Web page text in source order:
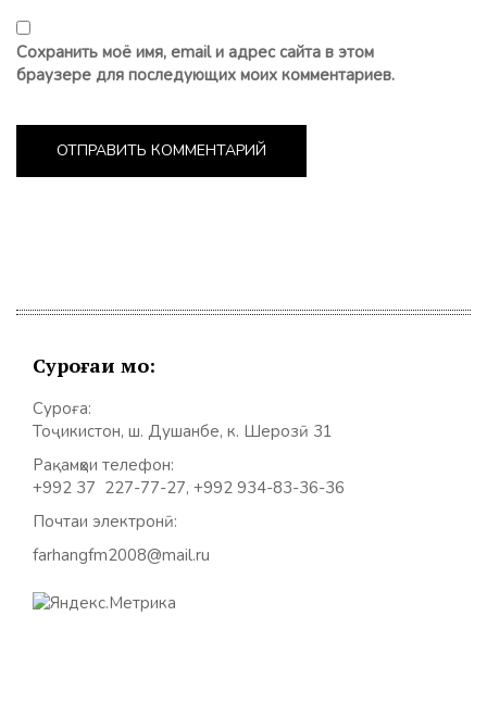
Сохранить моё имя, email и адрес сайта в этом
браузере для последующих моих комментариев.
Суроғаи мо:
Суроға:
Тоҷикистон, ш. Душанбе, к. Шерозӣ 31
Рақамҳои телефон:
+992 37 227-77-27, +992 934-83-36-36
Почтаи электронӣ:
farhangfm2008@mail.ru